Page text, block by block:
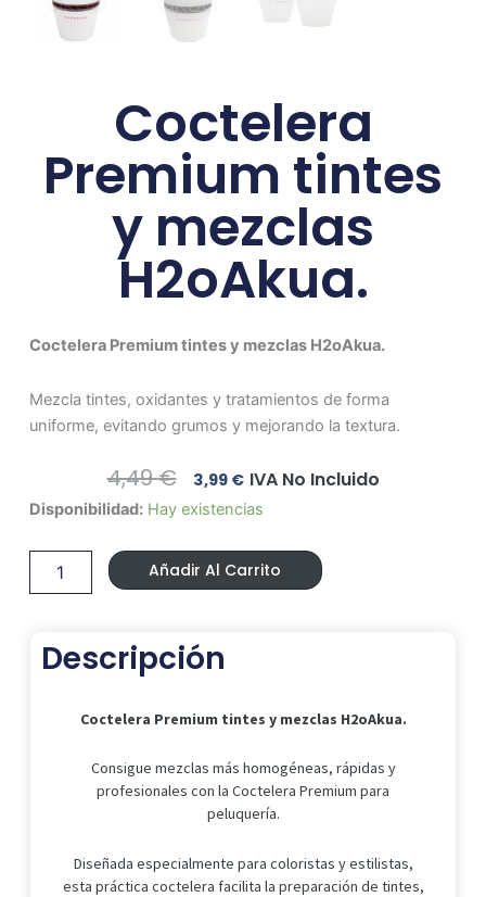
Coctelera
Premium tintes
y mezclas
H2oAkua.
Coctelera Premium tintes y mezclas H2oAkua.
Mezcla tintes, oxidantes y tratamientos de forma
uniforme, evitando grumos y mejorando la textura.
4,49€ El
Precio
Original
Era:
4,49 €.
3,99 €El
Precio
Actual
Es:
3,99 €.
IVA No Incluido
Disponibilidad: Hay existencias
Coctelera
tintes
mezclas
Añadir Al Carrito
Descripción
Coctelera Premium tintes y mezclas H2oAkua.
Consigue mezclas más homogéneas, rápidas y
profesionales con la Coctelera Premium para
peluquería.
Diseñada especialmente para coloristas y estilistas,
esta práctica coctelera facilita la preparación de tintes,